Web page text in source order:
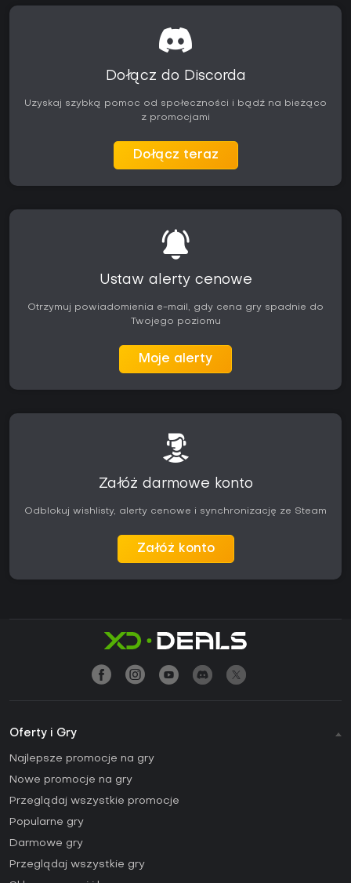
Dołącz do Discorda
Uzyskaj szybką pomoc od społeczności i bądź na bieżąco
z promocjami
Dołącz teraz
Ustaw alerty cenowe
Otrzymuj powiadomienia e-mail, gdy cena gry spadnie do
Twojego poziomu
Moje alerty
Załóż darmowe konto
Odblokuj wishlisty, alerty cenowe i synchronizację ze Steam
Załóż konto
Oferty i Gry
Najlepsze promocje na gry
Nowe promocje na gry
Przeglądaj wszystkie promocje
Popularne gry
Darmowe gry
Przeglądaj wszystkie gry